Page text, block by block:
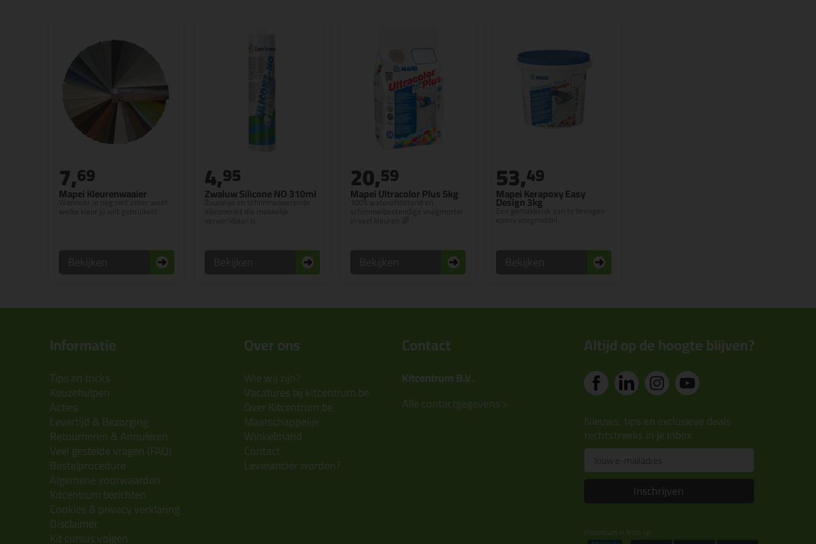
Mapei Kleurenwaaier
Wanneer je nog niet zeker weet
7,69
Zwaluw Silicone NO 310ml
Zuurvrije en schimmelwerende
4,95
Mapei Ultracolor Plus 5kg
100% waterafstotend en
20,59
Mapei Kerapoxy Easy
Design 3kg
Een gemakkelijk aan te brengen
53,49
Informatie
Tips en tricks
Keuzehulpen
Acties
Levertijd & Bezorging
Retourneren & Annuleren
Veel gestelde vragen (FAQ)
Bestelprocedure
Algemene voorwaarden
Kitcentrum berichten
Cookies & privacy verklaring
Disclaimer
Kit cursus volgen
Over ons
Wie wij zijn?
Vacatures bij kitcentrum.be
Over Kitcentrum.be
Maatschappelijk
Winkelmand
Contact
Leverancier worden?
Contact
Kitcentrum B.V.
Alle contactgegevens >
Altijd op de hoogte blijven?
Nieuws, tips en exclusieve deals
rechtstreeks in je inbox
Inschrijven
Kitcentrum is trots op: